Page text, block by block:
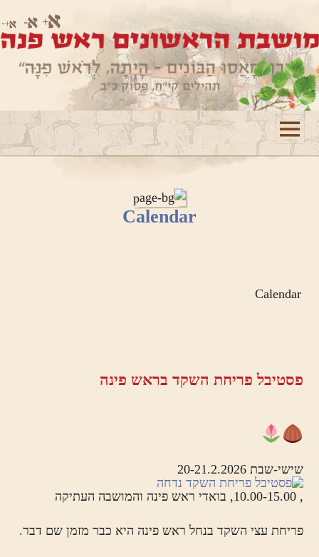
תפריטים
Calendar
Calendar
פסטיבל פריחת השקד בראש פינה
שישי-שבת 20-21.2.2026
, 10.00-15.00, בואדי ראש פינה והמושבה העתיקה
פריחת עצי השקד בנחל ראש פינה היא כבר מזמן שם דבר.